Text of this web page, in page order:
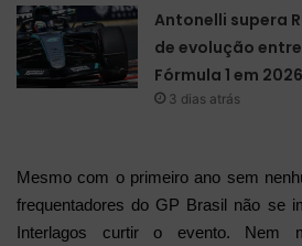
Antonelli supera
de evolução
Fórmula 1 em 2026
3 dias atrás
Mesmo com o primeiro ano sem
frequentadores do GP Brasil não se
Interlagos curtir o evento. Nem